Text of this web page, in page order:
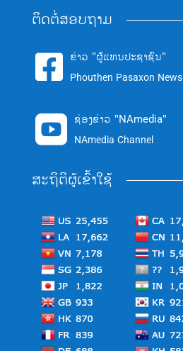
ຕິດຕໍ່ສອບຖາມ
 ຂ່າວ "ຜູ້ແທນປະຊາຊົນ"
Phouthen Pasaxon News
 ຊ່ອງຂ່າວ "NAmedia"
NAmedia Channel
ສະຖິຕິຜູ້ເຂົ້າໃຊ້